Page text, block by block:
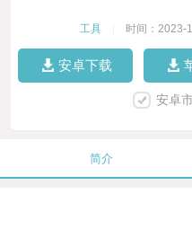
工具 时间：2023-
安卓下载
安卓
简介